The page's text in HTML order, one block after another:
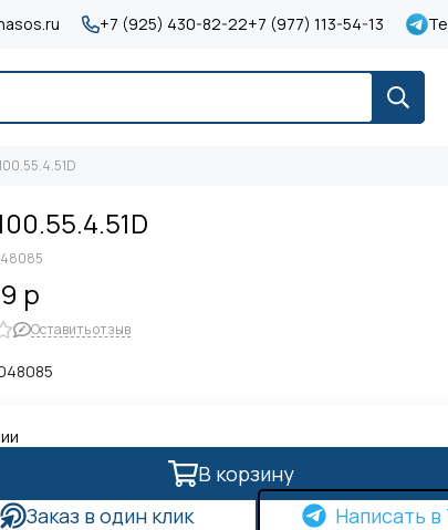
+7 (925) 430-82-22+7 (977) 113-54-13
р
Оставить отзыв
В корзину
Заказ в один клик
Написать